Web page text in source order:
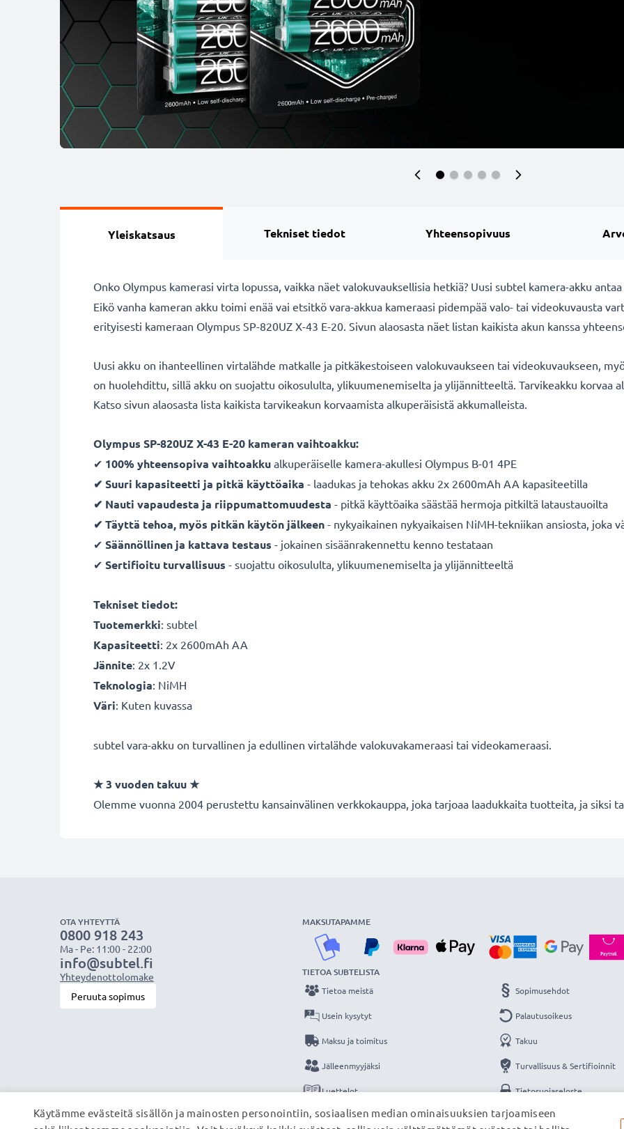
Yleiskatsaus Tekniset tiedot Yhteensopivuus
Onko Olympus kamerasi virta lopussa, vaikka näet valokuvauksellisia hetkiä? Uusi subtel kamera-akku
Eikö vanha kameran akku toimi enää vai etsitkö vara-akkua kameraasi pidempää valo- tai videokuvausta
erityisesti kameraan Olympus SP-820UZ X-43 E-20. Sivun alaosasta näet listan kaikista akun kanssa
Uusi akku on ihanteellinen virtalähde matkalle ja pitkäkestoiseen valokuvaukseen tai videokuvaukseen,
on huolehdittu, sillä akku on suojattu oikosululta, ylikuumenemiselta ja ylijännitteeltä. Tarvikeakku korvaa
Katso sivun alaosasta lista kaikista tarvikeakun korvaamista alkuperäisistä akkumalleista.
Olympus SP-820UZ X-43 E-20 kameran vaihtoakku:
✔ 100% yhteensopiva vaihtoakku alkuperäiselle kamera-akullesi Olympus B-01 4PE
✔ Suuri kapasiteetti ja pitkä käyttöaika - laadukas ja tehokas akku 2x 2600mAh AA kapasiteetilla
✔ Nauti vapaudesta ja riippumattomuudesta - pitkä käyttöaika säästää hermoja pitkiltä lataustauoilta
✔ Täyttä tehoa, myös pitkän käytön jälkeen - nykyaikainen nykyaikaisen NiMH-tekniikan ansiosta, joka
✔ Säännöllinen ja kattava testaus - jokainen sisäänrakennettu kenno testataan
✔ Sertifioitu turvallisuus - suojattu oikosululta, ylikuumenemiselta ja ylijännitteeltä
Tekniset tiedot:
Tuotemerkki: subtel
Kapasiteetti: 2x 2600mAh AA
Jännite: 2x 1.2V
Teknologia: NiMH
Väri: Kuten kuvassa
subtel vara-akku on turvallinen ja edullinen virtalähde valokuvakameraasi tai videokameraasi.
★3 vuoden takuu★
Olemme vuonna 2004 perustettu kansainvälinen verkkokauppa, joka tarjoaa laadukkaita tuotteita, ja siksi
OTA YHTEYTTÄ
0800 918 243
Ma - Pe: 11:00 - 22:00
info@subtel.fi
Yhteydenottolomake
Peruuta sopimus
MAKSUTAPAMME
TIETOA SUBTELISTA
Tietoa meistä
Usein kysytyt
Maksu ja toimitus
Jälleenmyyjäksi
Luettelot
Yhteys
Sopimusehdot
Palautusoikeus
Takuu
Turvallisuus & Sertifioinnit
Tietosuojaseloste
Yritystiedot
Käytämme evästeitä sisällön ja mainosten personointiin, sosiaalisen median ominaisuuksien tarjoamiseen